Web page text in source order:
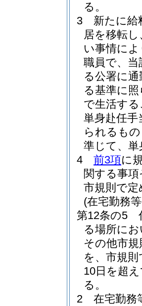
る。
3
新たに給
居を移転
い事情に
職員で、
る公署に
る基準に
で生活す
単身赴任
られるも
準じて、
4
前3項に
関する事
市規則で定
(在宅勤務
第12条の5
る場所に
その他市
を、市規
10日を超
る。
2
在宅勤務